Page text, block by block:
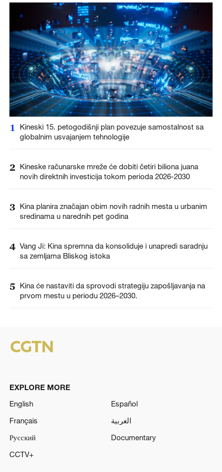
1
Kineski 15. petogodišnji plan povezuje samostalnost sa
globalnim usvajanjem tehnologije
2 Kineske računarske mreže će dobiti četiri biliona juana
novih direktnih investicija tokom perioda 2026-2030
3 Kina planira značajan obim novih radnih mesta u urbanim
sredinama u narednih pet godina
4 Vang Ji: Kina spremna da konsoliduje i unapredi saradnju
sa zemljama Bliskog istoka
5
Kina će nastaviti da sprovodi strategiju zapošljavanja na
prvom mestu u periodu 2026–2030.
EXPLORE MORE
English
Español
Français
العربية
Русский
Documentary
CCTV+